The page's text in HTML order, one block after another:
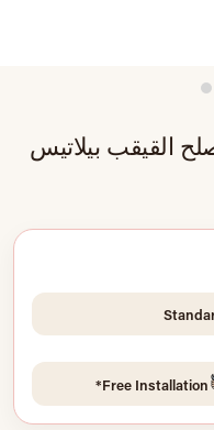
Free Installation*